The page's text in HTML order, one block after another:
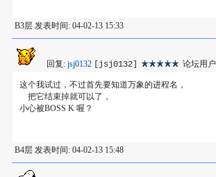
B3层 发表时间: 04-02-13 15:33
回复: jsj0132 [jsj0132] 论坛用户
这个我试过，不过首先要知道万象的进程名，
把它结束掉就可以了，
小心被BOSS K 喔？
B4层 发表时间: 04-02-13 15:48